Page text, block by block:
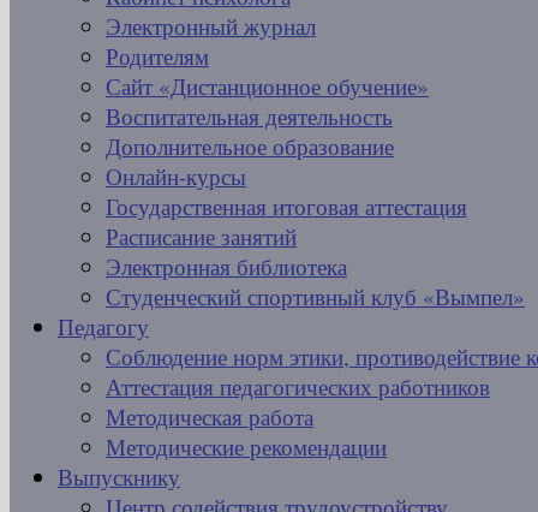
Электронный журнал
Родителям
Сайт «Дистанционное обучение»
Воспитательная деятельность
Дополнительное образование
Онлайн-курсы
Государственная итоговая аттестация
Расписание занятий
Электронная библиотека
Студенческий спортивный клуб «Вымпел»
Педагогу
Соблюдение норм этики, противодействие
Аттестация педагогических работников
Методическая работа
Методические рекомендации
Выпускнику